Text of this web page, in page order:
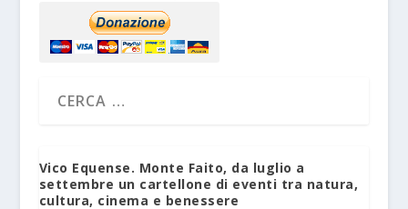
Vico Equense. Monte Faito, da luglio a
settembre un cartellone di eventi tra natura,
cultura, cinema e benessere